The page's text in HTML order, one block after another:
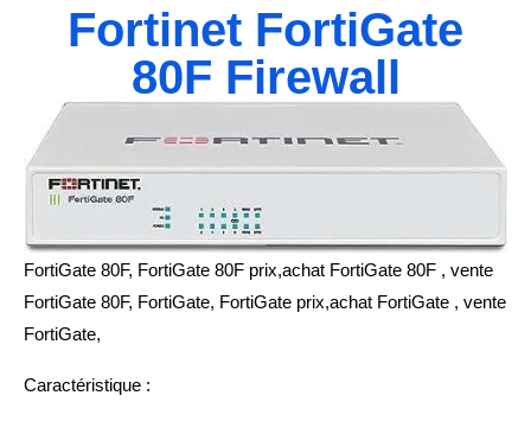
Fortinet FortiGate
80F Firewall
FortiGate 80F, FortiGate 80F prix,achat FortiGate 80F , vente
FortiGate 80F, FortiGate, FortiGate prix,achat FortiGate , vente
FortiGate,
Caractéristique :